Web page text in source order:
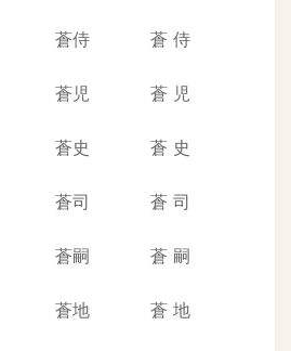
蒼侍 蒼 侍
蒼児 蒼 児
蒼史 蒼 史
蒼司 蒼 司
蒼嗣 蒼 嗣
蒼地 蒼 地